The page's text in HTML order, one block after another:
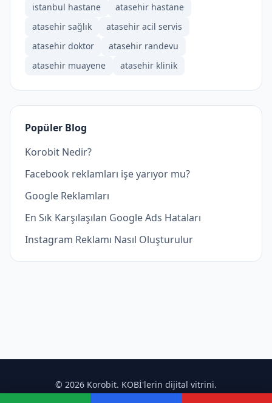
istanbul hastane
atasehir hastane
atasehir sağlık
atasehir acil servis
atasehir doktor
atasehir randevu
atasehir muayene
atasehir klinik
Popüler Blog
Korobit Nedir?
Facebook reklamları işe yarıyor mu?
Google Reklamları
En Sık Karşılaşılan Google Ads Hataları
Instagram Reklamı Nasıl Oluşturulur
© 2026 Korobit. KOBİ'lerin dijital vitrini.